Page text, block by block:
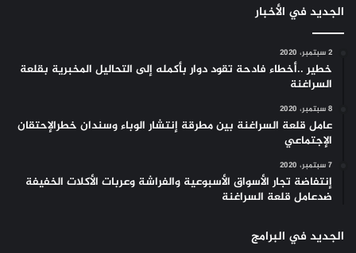
الجديد في الأخبار
2 سبتمبر، 2020
خطير ..أخطاء فادحة تقود دوار بأكمله إلى التحاليل المخبرية بقلعة
السراغنة
8 سبتمبر، 2020
عامل قلعة السراغنة بين مطرقة إنتشار الوباء وسندان خطرالإحتقان
الإجتماعي
7 سبتمبر، 2020
إنتفاضة تجار الأسواق الأسبوعية والفراشة وعربات الأكلات الخفيفة
ضدعامل قلعة السراغنة
الجديد في البرامج